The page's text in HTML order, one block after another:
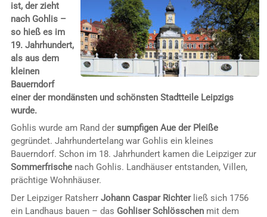
ist, der zieht
nach Gohlis –
so hieß es im
19. Jahrhundert,
als aus dem
kleinen
Bauerndorf
einer der mondänsten und schönsten Stadtteile Leipzigs
wurde.
Gohlis wurde am Rand der sumpfigen Aue der Pleiße
gegründet. Jahrhundertelang war Gohlis ein kleines
Bauerndorf. Schon im 18. Jahrhundert kamen die Leipziger zur
Sommerfrischenach Gohlis. Landhäuser entstanden, Villen,
prächtige Wohnhäuser.
Der Leipziger Ratsherr Johann Caspar Richterließ sich 1756
ein Landhaus bauen – das Gohliser Schlösschenmit dem